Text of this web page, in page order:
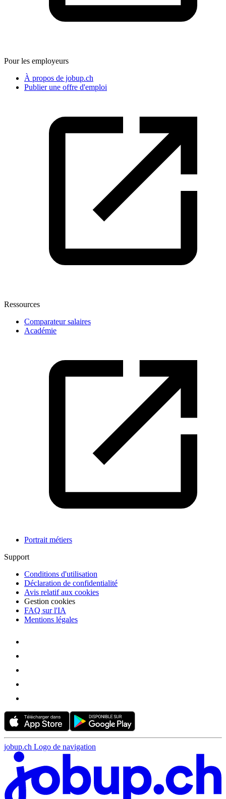
Pour les employeurs
À propos de jobup.ch
Publier une offre d'emploi
Ressources
Comparateur salaires
Académie
Portrait métiers
Support
Conditions d'utilisation
Déclaration de confidentialité
Avis relatif aux cookies
Gestion cookies
FAQ sur l'IA
Mentions légales
jobup.ch Logo de navigation